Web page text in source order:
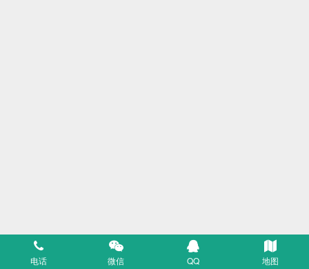
电话 微信 QQ 地图